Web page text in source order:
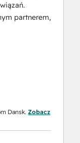
partnerem,
Dansk.Zobacz